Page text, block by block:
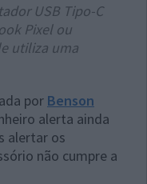
USB Tipo-C
Pixel ou
utiliza uma
por Benson
alerta ainda
alertar os
não cumpre a